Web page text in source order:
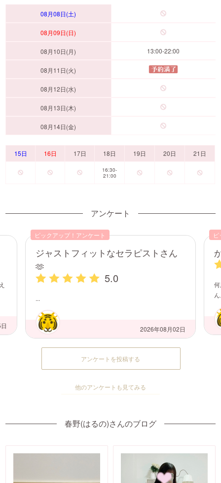
08月08日(土)
08月09日(日)
08月10日(月) 13:00-22:00
08月11日(火)
08月12日(水)
08月13日(木)
08月14日(金)
15日 16日 17日 18日 19日 20日 21日
16:30-
21:00
アンケート
ピックアップ！アンケート
ジャストフィットなセラピストさん
🫶
5.0
...
2026年08月02日
アンケートを投稿する
他のアンケートも見てみる
春野(はるの)さんのブログ